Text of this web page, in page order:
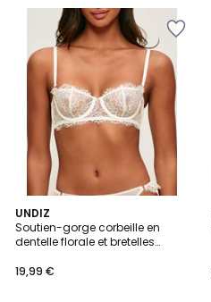
UNDIZ
Soutien-gorge corbeille en
dentelle florale et bretelles
19,99 €